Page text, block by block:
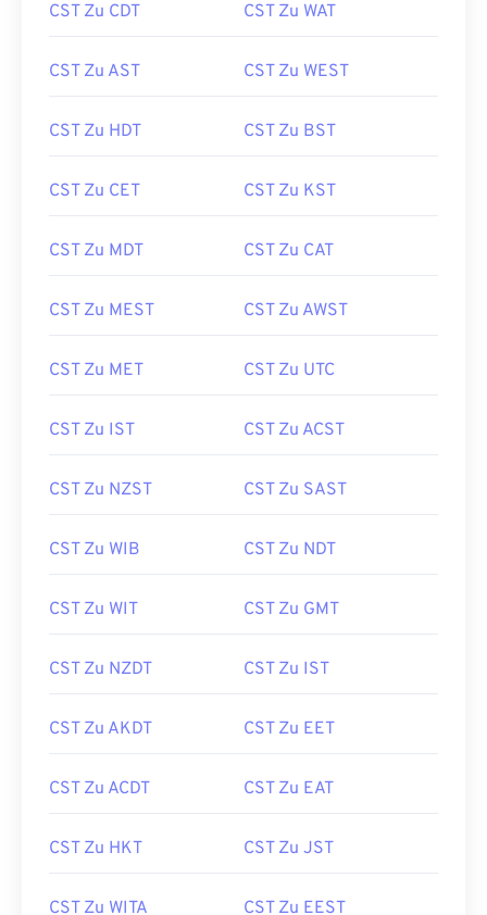
CST Zu CDT CST Zu WAT
CST Zu AST CST Zu WEST
CST Zu HDT CST Zu BST
CST Zu CET CST Zu KST
CST Zu MDT CST Zu CAT
CST Zu MEST CST Zu AWST
CST Zu MET CST Zu UTC
CST Zu IST CST Zu ACST
CST Zu NZST CST Zu SAST
CST Zu WIB CST Zu NDT
CST Zu WIT CST Zu GMT
CST Zu NZDT CST Zu IST
CST Zu AKDT CST Zu EET
CST Zu ACDT CST Zu EAT
CST Zu HKT CST Zu JST
CST Zu WITA CST Zu EEST